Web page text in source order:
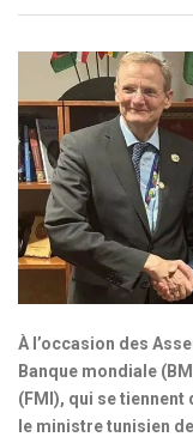
À l’occasion des
Banque mondiale
(FMI), qui se tiennent
le ministre tunisien